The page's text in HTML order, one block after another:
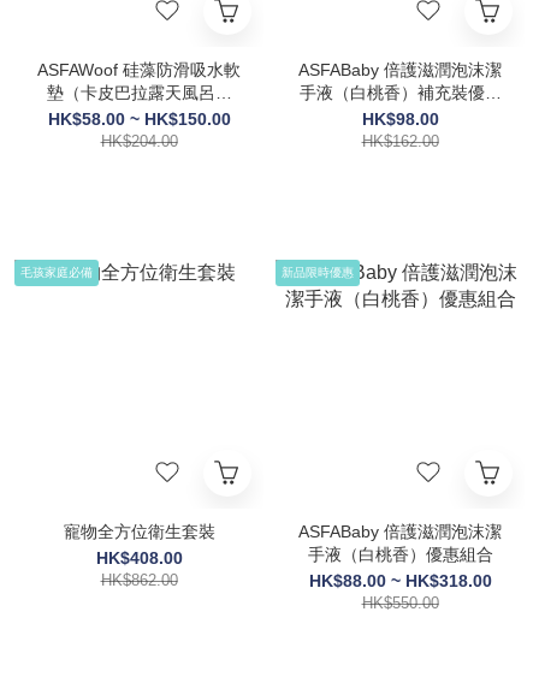
ASFAWoof 硅藻防滑吸水軟
墊（卡皮巴拉露天風呂造
型）
HK$58.00 ~ HK$150.00
HK$204.00
ASFABaby 倍護滋潤泡沫潔
手液（白桃香）補充裝優惠
組合
HK$98.00
HK$162.00
毛孩家庭必備
寵物全方位衛生套裝
HK$408.00
HK$862.00
新品限時優惠
ASFABaby 倍護滋潤泡沫潔
手液（白桃香）優惠組合
HK$88.00 ~ HK$318.00
HK$550.00